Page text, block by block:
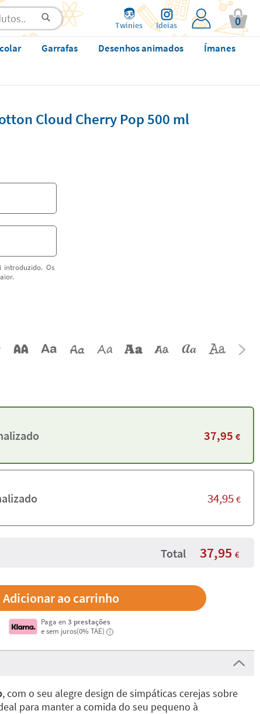
Twinies Ideias 0
Garrafas Desenhos animados
Ímanes
Cloud Cherry Pop 500 ml
introduzido. Os
37,95 €
34,95 €
Total 37,95 €
Paga en3 prestações
e sem juros(0% TAE)
i
, com o seu alegre design de simpáticas cerejas sobre
para manter a comida do seu pequeno à